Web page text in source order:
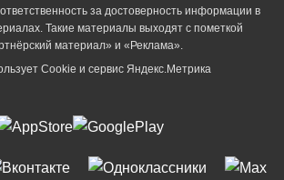
за достоверность информации в
Такие материалы выходят с пометкой
материал» и «Реклама».
Cookie и сервиc Яндекс.Метрика